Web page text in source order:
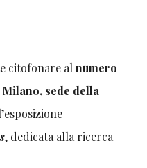
citofonare al numero
sede della
, dedicata alla ricerca